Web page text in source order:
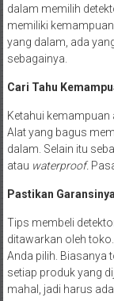
dalam memilih
memiliki
yang dalam, ada
sebagainya.
Cari Tahu
Ketahui kemampuan
Alat yang bagus
dalam. Selain itu
atau waterproof.
Pastikan Garansinya
Tips membeli
ditawarkan oleh
Anda pilih. Biasanya
setiap produk yang
mahal, jadi harus